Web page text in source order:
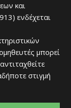
και
ενδέχεται
μπορεί
στιγμή